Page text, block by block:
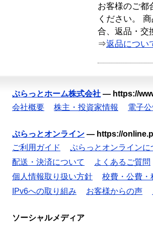
お客様のご都
ください。
合、返品・交
⇒返品につい
ぷらっとホーム株式会社 — https://
会社概要
株主・投資家情報 電子
ぷらっとオンライン — https://
ご利用ガイド
ぷらっとオンラインに
配送・決済について
よくあるご質問
個人情報取り扱い方針
校費・公費・
IPv6への取り組み
お客様からの声
ソーシャルメディア